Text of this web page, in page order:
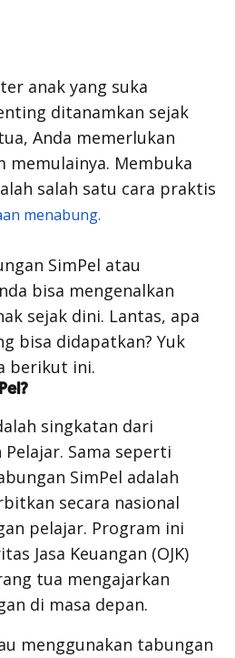
anak yang suka
ditanamkan sejak
Anda memerlukan
Membuka
salah satu cara praktis
menabung.
SimPel atau
bisa mengenalkan
sejak dini. Lantas, apa
bisa didapatkan? Yuk
berikut ini.
singkatan dari
Sama seperti
SimPel adalah
secara nasional
pelajar. Program ini
Jasa Keuangan (OJK)
tua mengajarkan
di masa depan.
menggunakan tabungan